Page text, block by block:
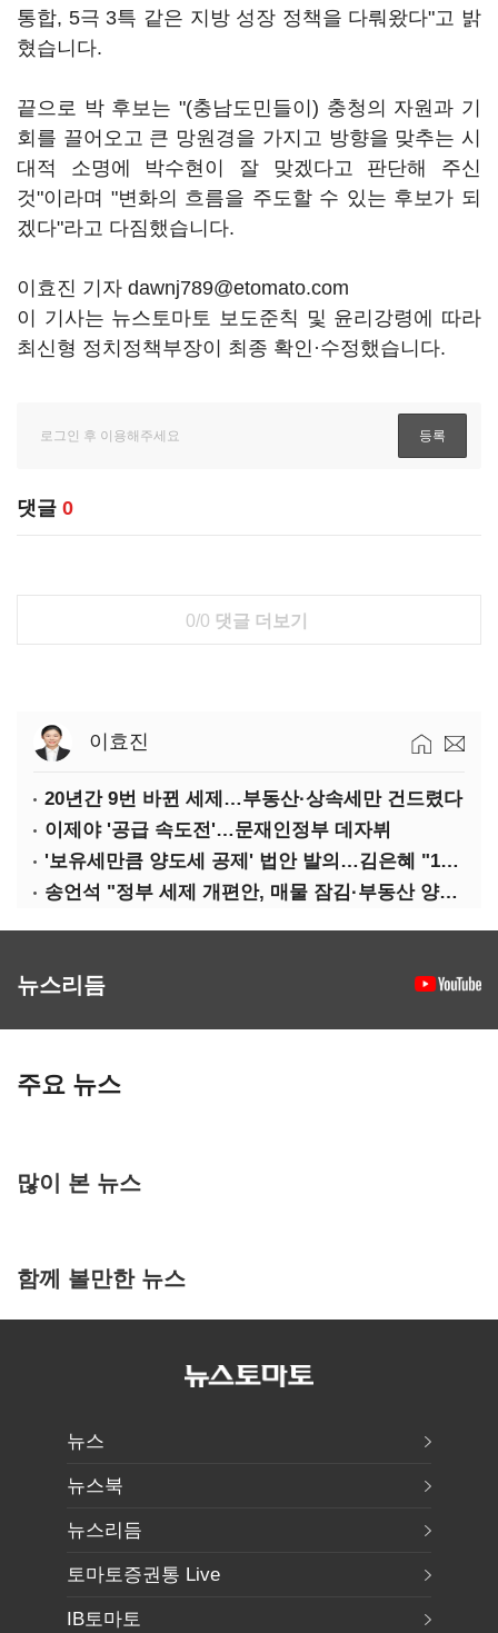
통합, 5극 3특 같은 지방 성장 정책을 다뤄왔다"고 밝
혔습니다.
끝으로 박 후보는 "(충남도민들이) 충청의 자원과 기
회를 끌어오고 큰 망원경을 가지고 방향을 맞추는 시
대적 소명에 박수현이 잘 맞겠다고 판단해 주신
것"이라며 "변화의 흐름을 주도할 수 있는 후보가 되
겠다"라고 다짐했습니다.
이효진 기자 dawnj789@etomato.com
이 기사는 뉴스토마토 보도준칙 및 윤리강령에 따라
최신형 정치정책부장이 최종 확인·수정했습니다.
댓글 0
0/0 댓글 더보기
이효진
20년간 9번 바뀐 세제…부동산·상속세만 건드렸다
이제야 '공급 속도전'…문재인정부 데자뷔
'보유세만큼 양도세 공제' 법안 발의…김은혜 "1주택자 세 부담 완화"
송언석 "정부 세제 개편안, 매물 잠김·부동산 양극화 키운다"
뉴스리듬
주요 뉴스
많이 본 뉴스
함께 볼만한 뉴스
뉴스
뉴스북
뉴스리듬
토마토증권통 Live
IB토마토